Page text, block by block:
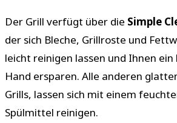
Der Grill verfügt über die Simple
der sich Bleche, Grillroste und
leicht reinigen lassen und Ihnen
Hand ersparen. Alle anderen
Grills, lassen sich mit einem
Spülmittel reinigen.